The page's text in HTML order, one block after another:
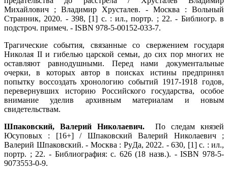
Михайлович ; Владимир Хрусталев. - Москва : Вольный
Странник, 2020. - 398, [1] с. : ил., портр. ; 22. - Библиогр. в
подстроч. примеч. - ISBN 978-5-00152-033-7.
Трагические события, связанные со свержением государя
Николая II и гибелью царской семьи, до сих пор многих не
оставляют равнодушными. Перед нами документальные
очерки, в которых автор в поисках истины предпринял
попытку воссоздать хронологию событий 1917-1918 годов,
перевернувших историю Российского государства, особое
внимание уделив архивным материалам и новым
свидетельствам.
Шпаковский, Валерий Николаевич.
По следам князей
Юсуповых : [16+] / Шпаковский Валерий Николаевич ;
Валерий Шпаковский. - Москва : РуДа, 2022. - 630, [1] с. : ил.,
портр. ; 22. - Библиография: с. 626 (18 назв.). - ISBN 978-5-
9073553-0-9.